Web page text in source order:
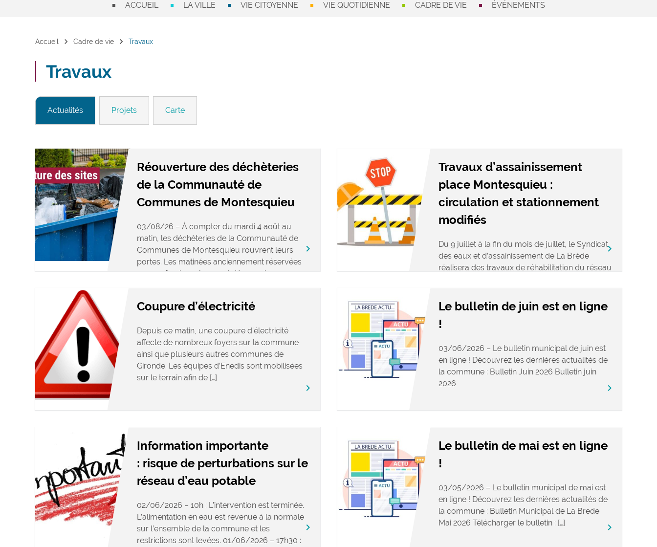
ACCUEIL LA VILLE VIE CITOYENNE VIE QUOTIDIENNE CADRE DE VIE ÉVÉNEMENTS
Accueil chevron_right Cadre de vie chevron_right Travaux
Travaux
Actualités Projets Carte
Réouverture des déchèteries
de la Communauté de
Communes de Montesquieu
03/08/26 – À compter du mardi 4 août au
matin, les déchèteries de la Communauté de
Communes de Montesquieu rouvrent leurs
portes. Les matinées anciennement réservées
aux professionnels seront désormais
keyboard_arrow_right
Travaux d’assainissement
place Montesquieu :
circulation et stationnement
modifiés
Du 9 juillet à la fin du mois de juillet, le Syndicat
des eaux et d’assainissement de La Brède
réalisera des travaux de réhabilitation du réseau
keyboard_arrow_right
Coupure d’électricité
Depuis ce matin, une coupure d’électricité
affecte de nombreux foyers sur la commune
ainsi que plusieurs autres communes de
Gironde. Les équipes d’Enedis sont mobilisées
sur le terrain afin de […]
keyboard_arrow_right
Le bulletin de juin est en ligne
!
03/06/2026 – Le bulletin municipal de juin est
en ligne ! Découvrez les dernières actualités de
la commune : Bulletin Juin 2026 Bulletin juin
2026
keyboard_arrow_right
Information importante
: risque de perturbations sur le
réseau d’eau potable
02/06/2026 – 10h : L’intervention est terminée.
L’alimentation en eau est revenue à la normale
sur l’ensemble de la commune et les
restrictions sont levées. 01/06/2026 – 17h30 :
keyboard_arrow_right
Le bulletin de mai est en ligne
!
03/05/2026 – Le bulletin municipal de mai est
en ligne ! Découvrez les dernières actualités de
la commune : Bulletin Municipal de La Brede
Mai 2026 Télécharger le bulletin : […]
keyboard_arrow_right